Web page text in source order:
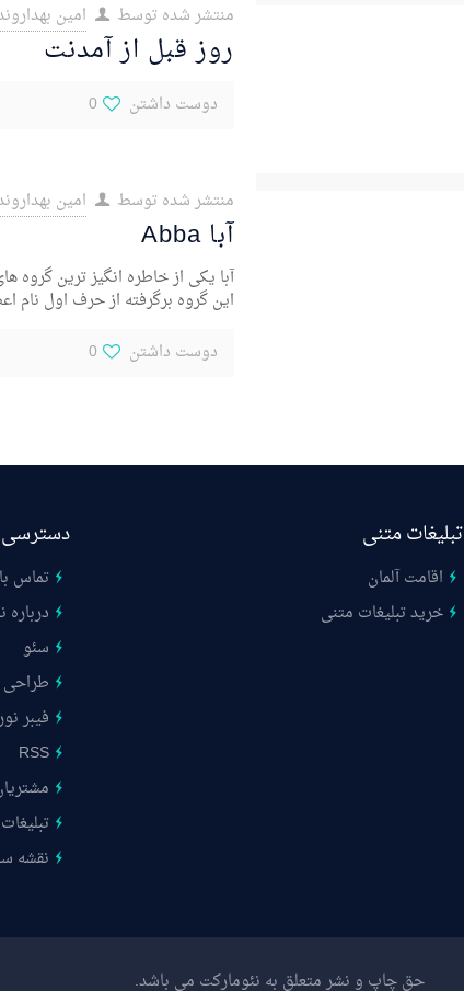
منتشر شده توسط امین
روز قبل از آمدنت
دوست داشتن 0
منتشر شده توسط امین
آبا Abba
آبا یکی از خاطره انگیز ترین
این گروه برگرفته از حرف اول نام
دوست داشتن
0
تبلیغات متنی
اقامت آلمان
خرید تبلیغات متنی
تماس
سئو
طراحی
فیبر
RSS
نقشه
حق چاپ و نشر متعلق به نئومارکت می باشد.